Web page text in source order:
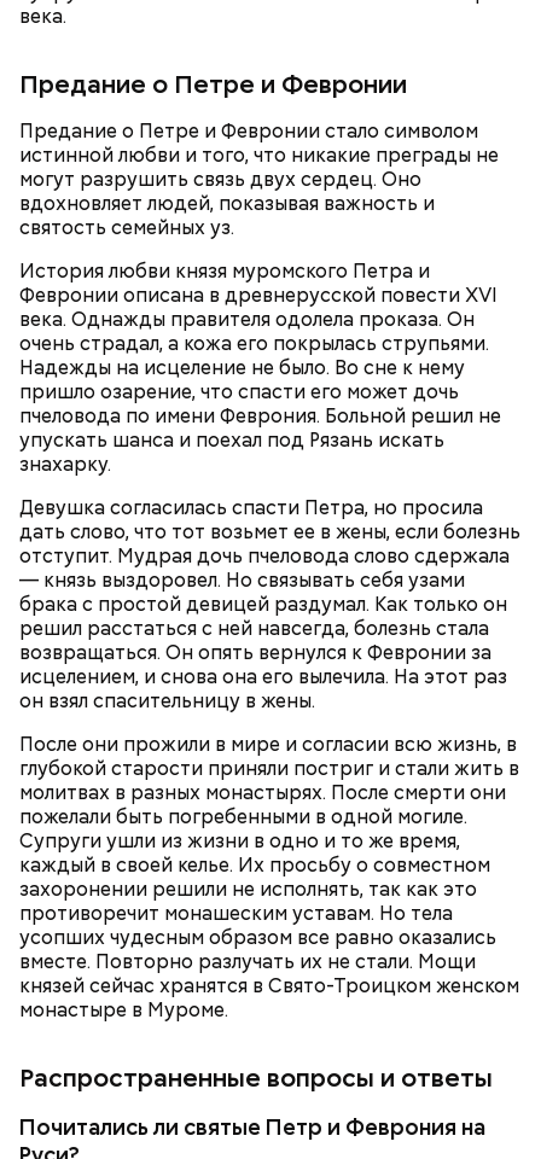
века.
Предание о Петре и Февронии
Предание о Петре и Февронии стало символом
истинной любви и того, что никакие преграды не
могут разрушить связь двух сердец. Оно
вдохновляет людей, показывая важность и
святость семейных уз.
История любви князя муромского Петра и
Февронии описана в древнерусской повести XVI
века. Однажды правителя одолела проказа. Он
очень страдал, а кожа его покрылась струпьями.
Надежды на исцеление не было. Во сне к нему
пришло озарение, что спасти его может дочь
пчеловода по имени Феврония. Больной решил не
упускать шанса и поехал под Рязань искать
знахарку.
Девушка согласилась спасти Петра, но просила
дать слово, что тот возьмет ее в жены, если болезнь
отступит. Мудрая дочь пчеловода слово сдержала
— князь выздоровел. Но связывать себя узами
брака с простой девицей раздумал. Как только он
решил расстаться с ней навсегда, болезнь стала
возвращаться. Он опять вернулся к Февронии за
исцелением, и снова она его вылечила. На этот раз
он взял спасительницу в жены.
После они прожили в мире и согласии всю жизнь, в
глубокой старости приняли постриг и стали жить в
молитвах в разных монастырях. После смерти они
пожелали быть погребенными в одной могиле.
Супруги ушли из жизни в одно и то же время,
каждый в своей келье. Их просьбу о совместном
захоронении решили не исполнять, так как это
противоречит монашеским уставам. Но тела
усопших чудесным образом все равно оказались
вместе. Повторно разлучать их не стали. Мощи
князей сейчас хранятся в Свято-Троицком женском
монастыре в Муроме.
Распространенные вопросы и ответы
Почитались ли святые Петр и Феврония на
Опасные виды грибов хорошо маскируются под
съедобные, поэтому неопытным людям очень
сложнораспознать ложный гриб
Однако если молния все же взорвется, то это
— Бояться шаровых молний не надо, важно
сохранять спокойствие. Обычная молния — это
серьезно, особенно если находитесь в воде, около
высоких зданий и предметов, около деревьев, —
отметил ученый.
Он также рассказал, что появление шаровых
молний не редкость и в Москве.
— Встречался с теми, кто уехал раньше, так как
раньше прибывал на место. Было большое чувство
радости от встречи с однополчанами, — говорит
он.
Макеев ежегодно встречается с коллегами по
ликвидации аварии на Чернобыльской АЭС. По его
словам, «старая дружба не ржавеет». При встречах
ликвидаторы в основном разговаривают о личном,
о том, как дела, что нового произошло за год.
— Каждый год 26 апреля ездим на Митинское
кладбище. Для нас это важная дата. Потом
собираемся где-нибудь за столом и говорим о
личном, не о катастрофе, — добавляет он.